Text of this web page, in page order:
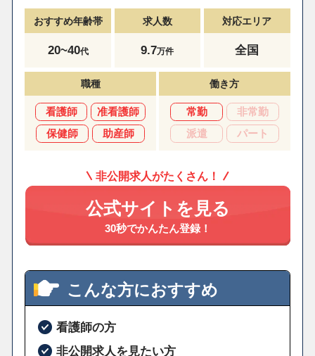
おすすめ年齢帯
20~40代
求人数
9.7万件
対応エリア
全国
職種
看護師
准看護師
保健師
助産師
働き方
常勤
非常勤
派遣
パート
非公開求人がたくさん！
公式サイトを見る
30秒でかんたん登録！
こんな方におすすめ
看護師の方
非公開求人を見たい方